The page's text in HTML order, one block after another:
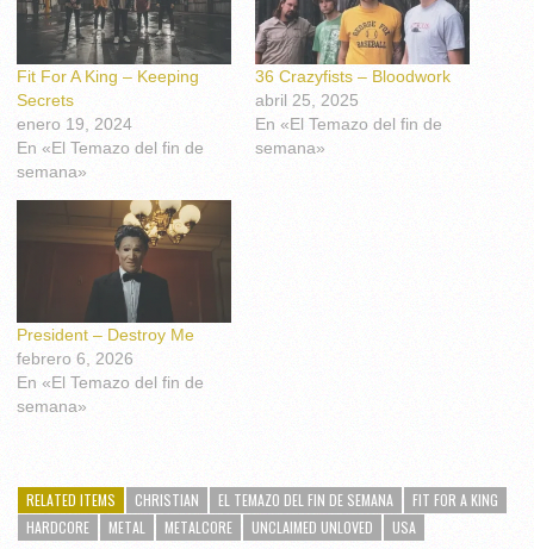
Fit For A King – Keeping
Secrets
enero 19, 2024
En «El Temazo del fin de
semana»
36 Crazyfists – Bloodwork
abril 25, 2025
En «El Temazo del fin de
semana»
President – Destroy Me
febrero 6, 2026
En «El Temazo del fin de
semana»
RELATED ITEMS CHRISTIAN EL TEMAZO DEL FIN DE SEMANA
FIT FOR A KING
HARDCORE
METAL METALCORE UNCLAIMED UNLOVED USA